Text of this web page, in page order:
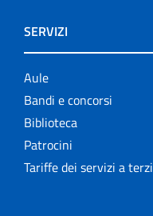
SERVIZI
Aule
Bandi e concorsi
Biblioteca
Patrocini
Tariffe dei servizi a terzi